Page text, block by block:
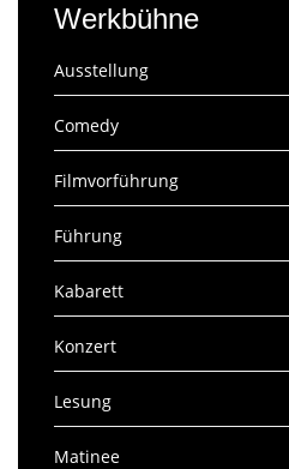
Werkbühne
Ausstellung
Comedy
Filmvorführung
Führung
Kabarett
Konzert
Lesung
Matinee